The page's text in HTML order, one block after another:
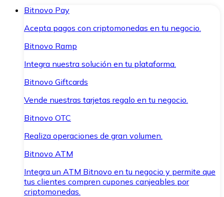
Bitnovo Pay
Acepta pagos con criptomonedas en tu negocio.
Bitnovo Ramp
Integra nuestra solución en tu plataforma.
Bitnovo Giftcards
Vende nuestras tarjetas regalo en tu negocio.
Bitnovo OTC
Realiza operaciones de gran volumen.
Bitnovo ATM
Integra un ATM Bitnovo en tu negocio y permite que
tus clientes compren cupones canjeables por
criptomonedas.